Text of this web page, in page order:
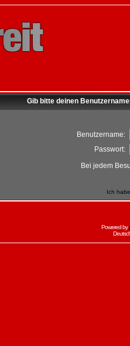
Gib bitte deinen
Benutzername:
Passwort:
Bei jedem
Ich
Powered by